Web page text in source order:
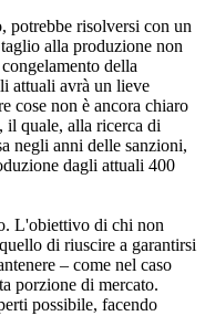
potrebbe risolversi con un
alla produzione non
della
attuali avrà un lieve
cose non è ancora chiaro
il quale, alla ricerca di
negli anni delle sanzioni,
dagli attuali 400
L'obiettivo di chi non
di riuscire a garantirsi
– come nel caso
porzione di mercato.
possibile, facendo